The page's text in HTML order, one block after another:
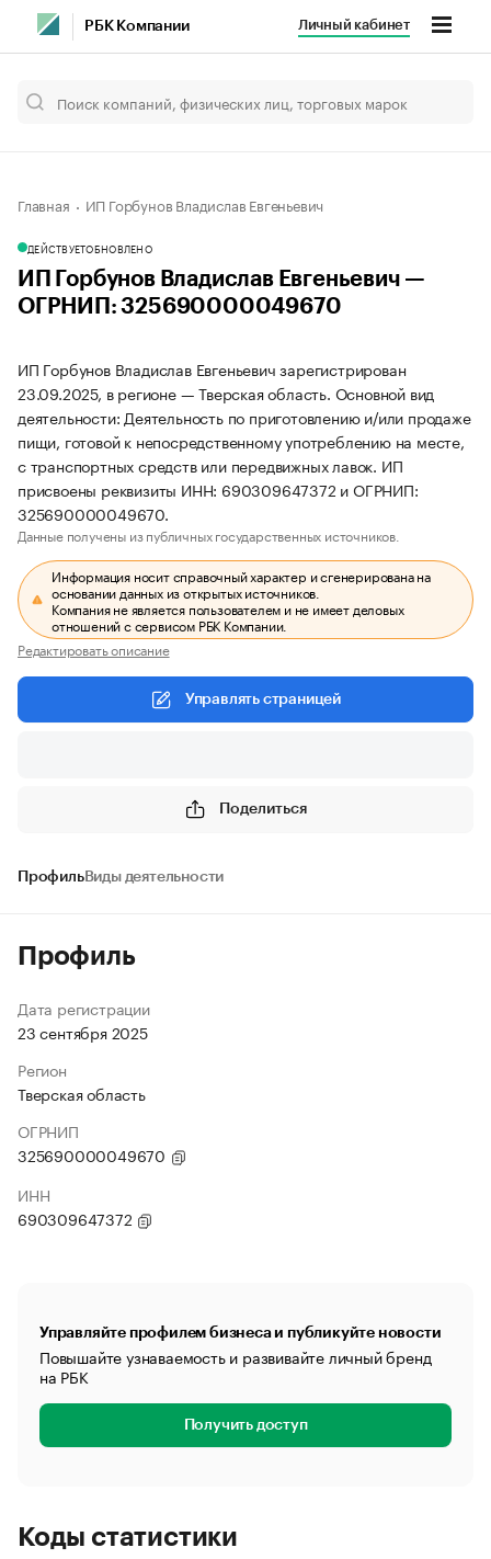
РБК Компании Личный кабинет
Главная ИП Горбунов Владислав Евгеньевич
ДЕЙСТВУЕТОБНОВЛЕНО
ИП Горбунов Владислав Евгеньевич —
ОГРНИП: 325690000049670
ИП Горбунов Владислав Евгеньевич зарегистрирован
23.09.2025, в регионе — Тверская область. Основной вид
деятельности: Деятельность по приготовлению и/или продаже
пищи, готовой к непосредственному употреблению на месте,
с транспортных средств или передвижных лавок. ИП
присвоены реквизиты ИНН: 690309647372 и ОГРНИП:
325690000049670.
Данные получены из публичных государственных источников.
Информация носит справочный характер и сгенерирована на
основании данных из открытых источников.
Компания не является пользователем и не имеет деловых
отношений с сервисом РБК Компании.
Редактировать описание
Управлять страницей
Поделиться
ПрофильВиды деятельности
Профиль
Дата регистрации
23 сентября 2025
Регион
Тверская область
ОГРНИП
325690000049670
ИНН
690309647372
Управляйте профилем бизнеса и публикуйте новости
Повышайте узнаваемость и развивайте личный бренд
на РБК
Получить доступ
Коды статистики